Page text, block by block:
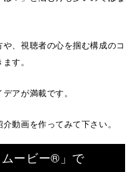
、視聴者の心を掴む構成のコ
す。
アが満載です。
動画を作ってみて下さい。
ムービー®」で